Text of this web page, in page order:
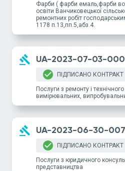
Фарби ( фарби емаль,фарби
освіти Ванчиковецької
ремонтних робіт
1178 п.13,пп.5,абз.4.
gavel UA-2023-07-03-
check_circle ПІДПИСАНО КОНТРАКТ
Послуги з ремонту і
вимірювальних,
gavel UA-2023-06-30-
check_circle ПІДПИСАНО КОНТРАКТ
Послуги з юридичного
представництва